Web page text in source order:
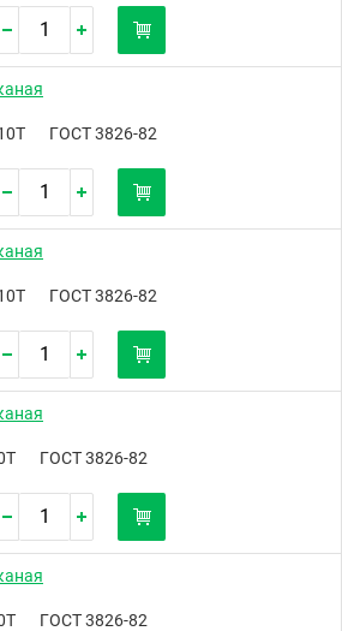
ГОСТ 3826-82
ГОСТ 3826-82
ГОСТ 3826-82
ГОСТ 3826-82